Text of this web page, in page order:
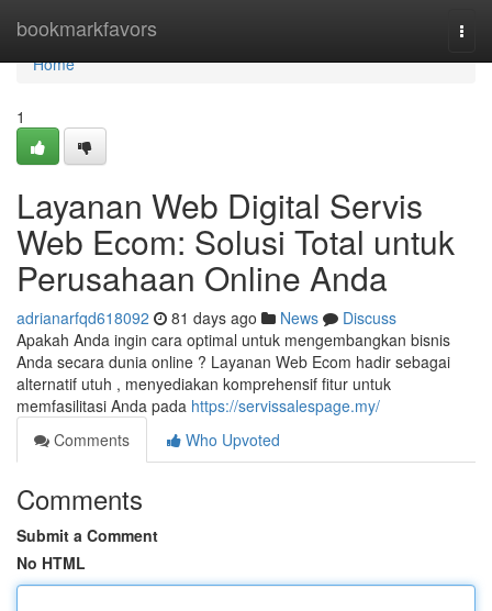
bookmarkfavors
Home
Home
1
Layanan Web Digital Servis
Web Ecom: Solusi Total untuk
Perusahaan Online Anda
adrianarfqd618092 81 days ago News
Discuss
Apakah Anda ingin cara optimal untuk mengembangkan bisnis
Anda secara dunia online ? Layanan Web Ecom hadir sebagai
alternatif utuh , menyediakan komprehensif fitur untuk
memfasilitasi Anda pada https://servissalespage.my/
Comments
Who Upvoted
Comments
Submit a Comment
No HTML